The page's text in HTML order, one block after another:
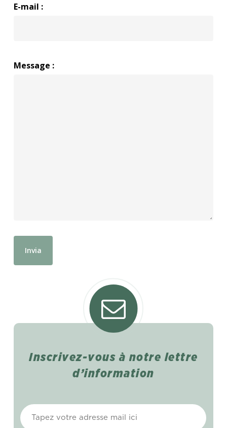
E-mail :
Message :
Inscrivez-vous à notre lettre
d’information
E-
mail